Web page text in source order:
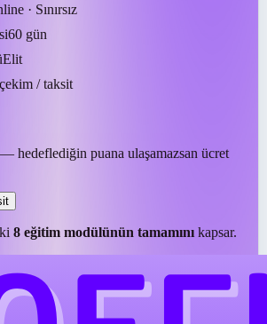
· Sınırsız
60 gün
Elit
/ taksit
hedeflediğin puana ulaşamazsan ücret
8 eğitim modülünün tamamını kapsar.